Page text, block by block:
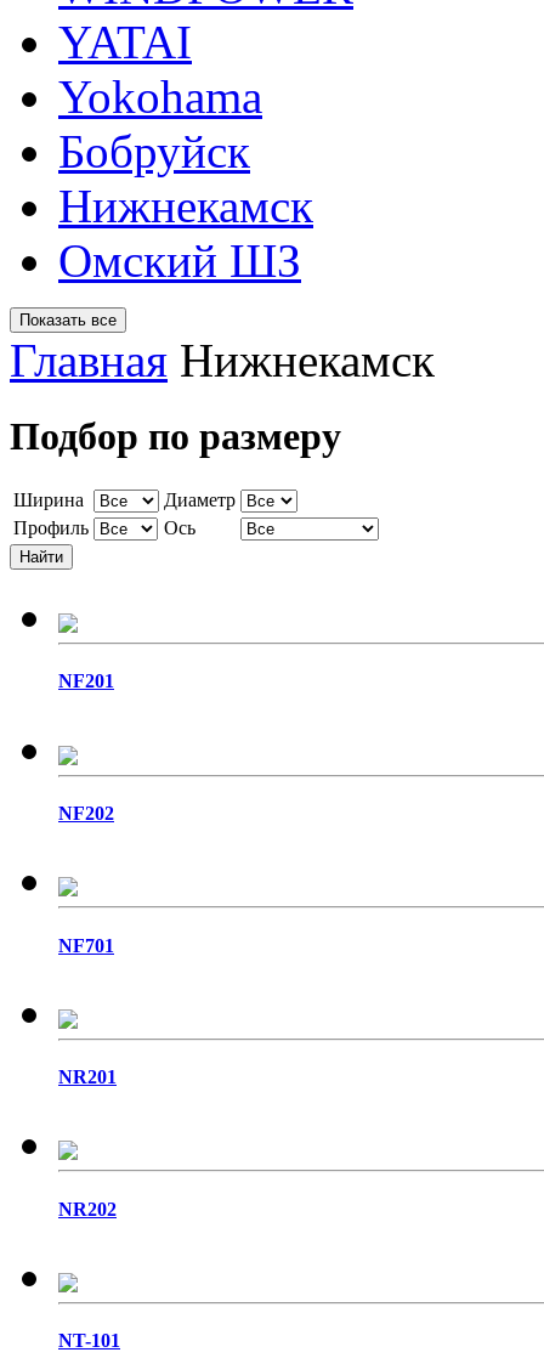
YATAI
Yokohama
Бобруйск
Нижнекамск
Омский ШЗ
Главная Нижнекамск
Подбор по размеру
Ширина
Диаметр
Профиль
Ось
NF201
NF202
NF701
NR201
NR202
NT-101